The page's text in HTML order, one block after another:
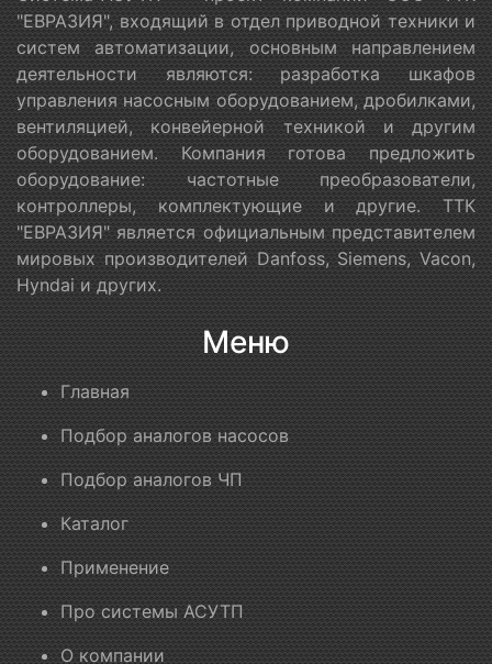
"ЕВРАЗИЯ", входящий в отдел приводной техники и
систем автоматизации, основным направлением
деятельности являются: разработка шкафов
управления насосным оборудованием, дробилками,
вентиляцией, конвейерной техникой и другим
оборудованием. Компания готова предложить
оборудование: частотные преобразователи,
контроллеры, комплектующие и другие. ТТК
"ЕВРАЗИЯ" является официальным представителем
мировых производителей Danfoss, Siemens, Vacon,
Hyndai и других.
Меню
Главная
Подбор аналогов насосов
Подбор аналогов ЧП
Каталог
Применение
Про системы АСУТП
О компании